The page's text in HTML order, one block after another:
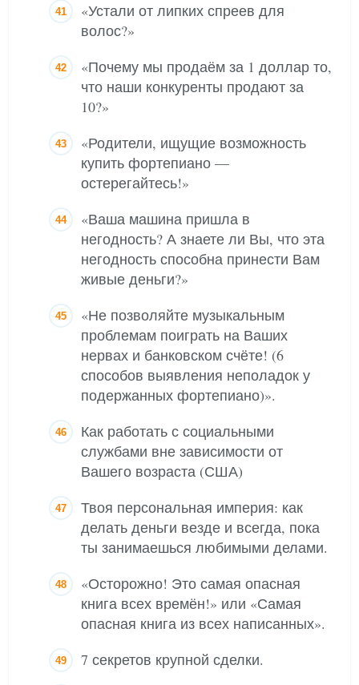
«Устали от липких спреев для
волос?»
«Почему мы продаём за 1 доллар то,
что наши конкуренты продают за
10?»
«Родители, ищущие возможность
купить фортепиано —
остерегайтесь!»
«Ваша машина пришла в
негодность? А знаете ли Вы, что эта
негодность способна принести Вам
живые деньги?»
«Не позволяйте музыкальным
проблемам поиграть на Ваших
нервах и банковском счёте! (6
способов выявления неполадок у
подержанных фортепиано)».
Как работать с социальными
службами вне зависимости от
Вашего возраста (США)
Твоя персональная империя: как
делать деньги везде и всегда, пока
ты занимаешься любимыми делами.
«Осторожно! Это самая опасная
книга всех времён!» или «Самая
опасная книга из всех написанных».
7 секретов крупной сделки.